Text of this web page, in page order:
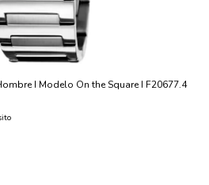
I Modelo On the Square I F20677.4